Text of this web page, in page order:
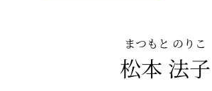
まつもと のりこ
松本 法子